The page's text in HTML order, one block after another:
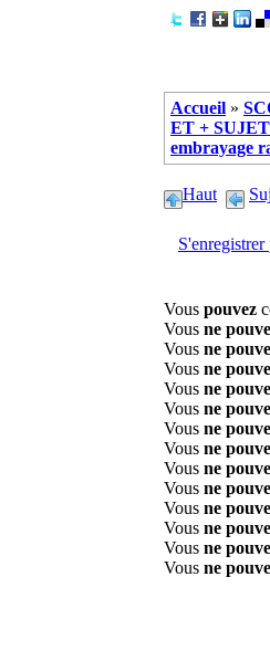
Accueil »
ET +
embrayage
Haut
Vous pouvez
Vous ne
Vous ne
Vous ne
Vous ne
Vous ne
Vous ne
Vous ne
Vous ne
Vous ne
Vous ne
Vous ne
Vous ne
Vous ne